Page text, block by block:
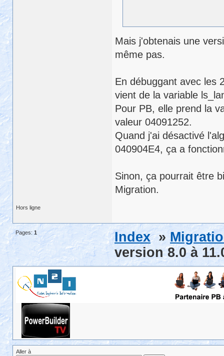
Mais j'obtenais une
même pas.
En débuggant avec les
vient de la variable
Pour PB, elle prend la
valeur 04091252.
Quand j'ai désactivé
040904E4, ça a
Sinon, ça pourrait être
Migration.
Hors ligne
Pages: 1 Index »
version 8.0 à
Aller à